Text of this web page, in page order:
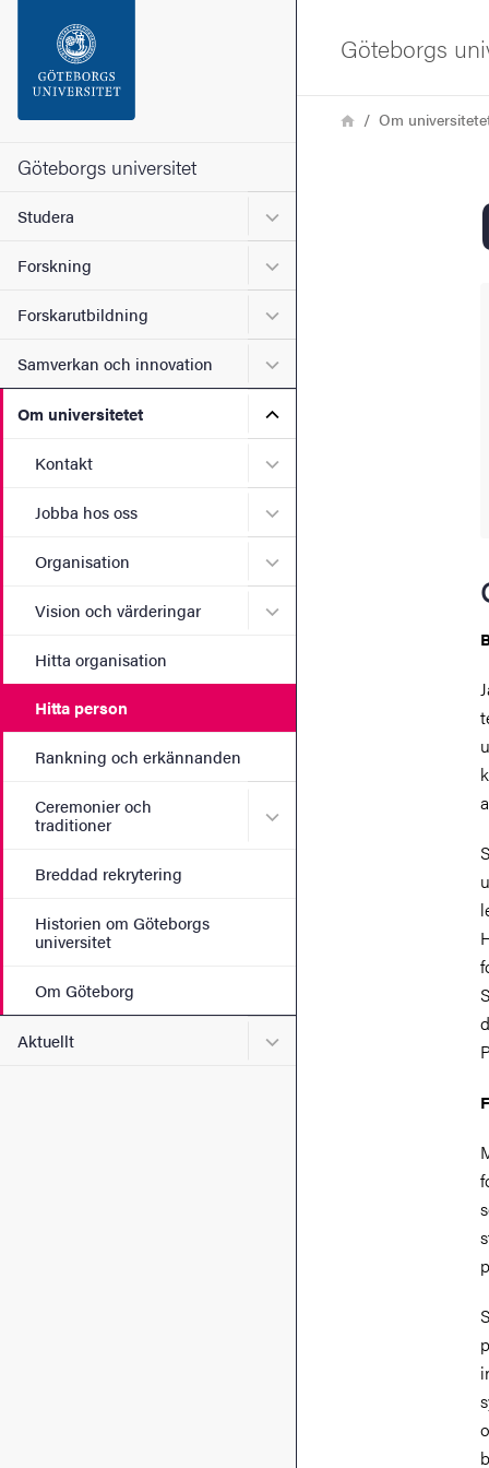
Sidfoten
Om webbplatsen
Göteborgs universitet
Studera Undermeny för Studera
Forskning Undermeny för Forskning
Forskarutbildning Undermeny för
Samverkan och innovation Undermeny för Samverkan
Om universitetet Undermeny för Om
Kontakt Undermeny för Kontakt
Jobba hos oss Undermeny för Jobba hos
Organisation Undermeny för Organisation
Vision och värderingar Undermeny för Vision och
Hitta organisation
Hitta person
Rankning och erkännanden
Ceremonier och
traditioner
Undermeny för
Breddad rekrytering
Historien om Göteborgs
universitet
Om Göteborg
Aktuellt Undermeny för Aktuellt
Göteborgs
LänkstigHemOm